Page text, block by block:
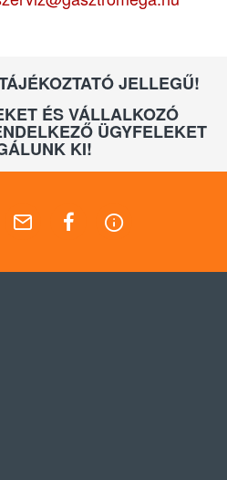
JELLEGŰ!
ÉS VÁLLALKOZÓ
ÜGYFELEKET
KI!